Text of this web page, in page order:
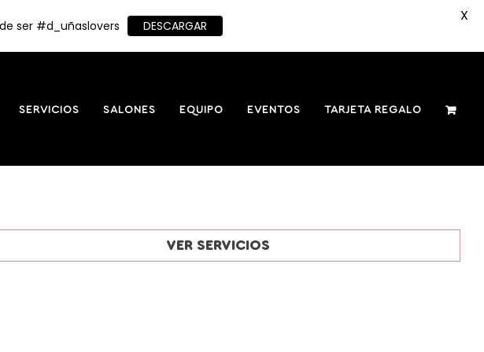
SERVICIOS SALONES EQUIPO EVENTOS TARJETA REGALO
VER SERVICIOS
ser #d_uñaslovers DESCARGAR
X